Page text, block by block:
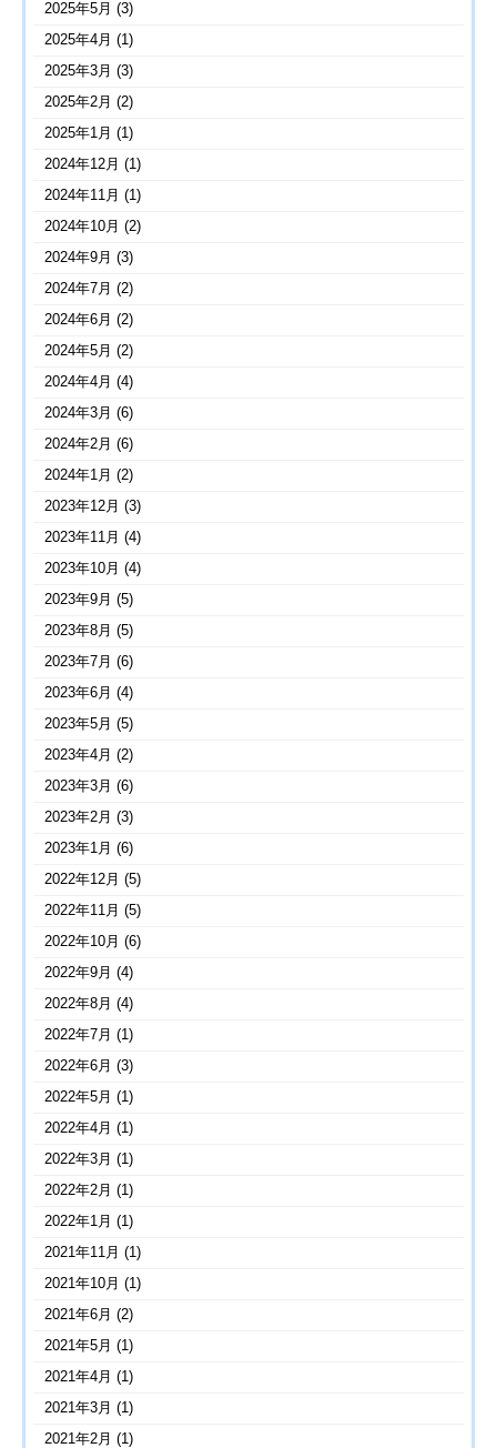
2025年5月 (3)
2025年4月 (1)
2025年3月 (3)
2025年2月 (2)
2025年1月 (1)
2024年12月 (1)
2024年11月 (1)
2024年10月 (2)
2024年9月 (3)
2024年7月 (2)
2024年6月 (2)
2024年5月 (2)
2024年4月 (4)
2024年3月 (6)
2024年2月 (6)
2024年1月 (2)
2023年12月 (3)
2023年11月 (4)
2023年10月 (4)
2023年9月 (5)
2023年8月 (5)
2023年7月 (6)
2023年6月 (4)
2023年5月 (5)
2023年4月 (2)
2023年3月 (6)
2023年2月 (3)
2023年1月 (6)
2022年12月 (5)
2022年11月 (5)
2022年10月 (6)
2022年9月 (4)
2022年8月 (4)
2022年7月 (1)
2022年6月 (3)
2022年5月 (1)
2022年4月 (1)
2022年3月 (1)
2022年2月 (1)
2022年1月 (1)
2021年11月 (1)
2021年10月 (1)
2021年6月 (2)
2021年5月 (1)
2021年4月 (1)
2021年3月 (1)
2021年2月 (1)